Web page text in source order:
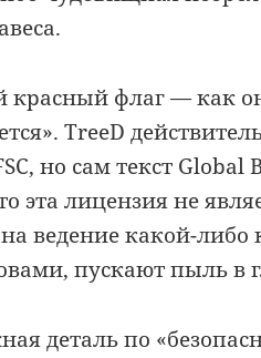
красный флаг — как
TreeD
но сам текст Global
эта лицензия не
ведение какой-либо
пускают пыль в
деталь по